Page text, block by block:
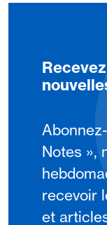
Notes »,
recevoir
et